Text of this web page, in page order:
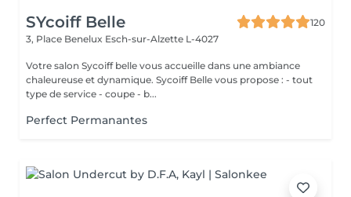
SYcoiff Belle
120
3, Place Benelux Esch-sur-Alzette L-4027
Votre salon Sycoiff belle vous accueille dans une ambiance
chaleureuse et dynamique. Sycoiff Belle vous propose : - tout
type de service - coupe - b...
Perfect Permanantes